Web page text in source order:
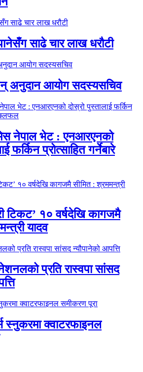
साढे चार लाख धरौटी
अनुदान आयोग सदस्यसचिव
मिस नेपाल भेट : एनआरएनको
फर्किन प्रोत्साहित गर्नेबारे
टिकट’ १० वर्षदेखि कागजमै
यादव
प्रति रास्वपा सांसद
स्नुकरमा क्वाटरफाइनल